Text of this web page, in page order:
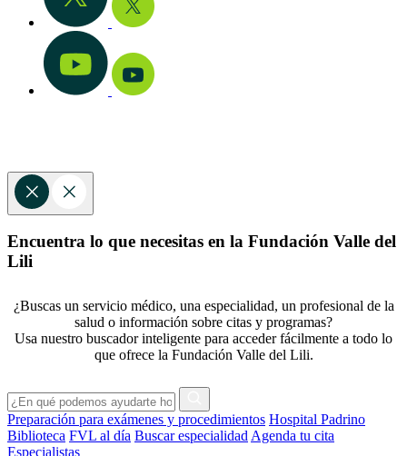
Encuentra lo que necesitas en la Fundación Valle del
Lili
¿Buscas un servicio médico, una especialidad, un profesional de la
salud o información sobre citas y programas?
Usa nuestro buscador inteligente para acceder fácilmente a todo lo
que ofrece la Fundación Valle del Lili.
Preparación para exámenes y procedimientos Hospital Padrino
Biblioteca FVL al día Buscar especialidad Agenda tu cita
Especialistas